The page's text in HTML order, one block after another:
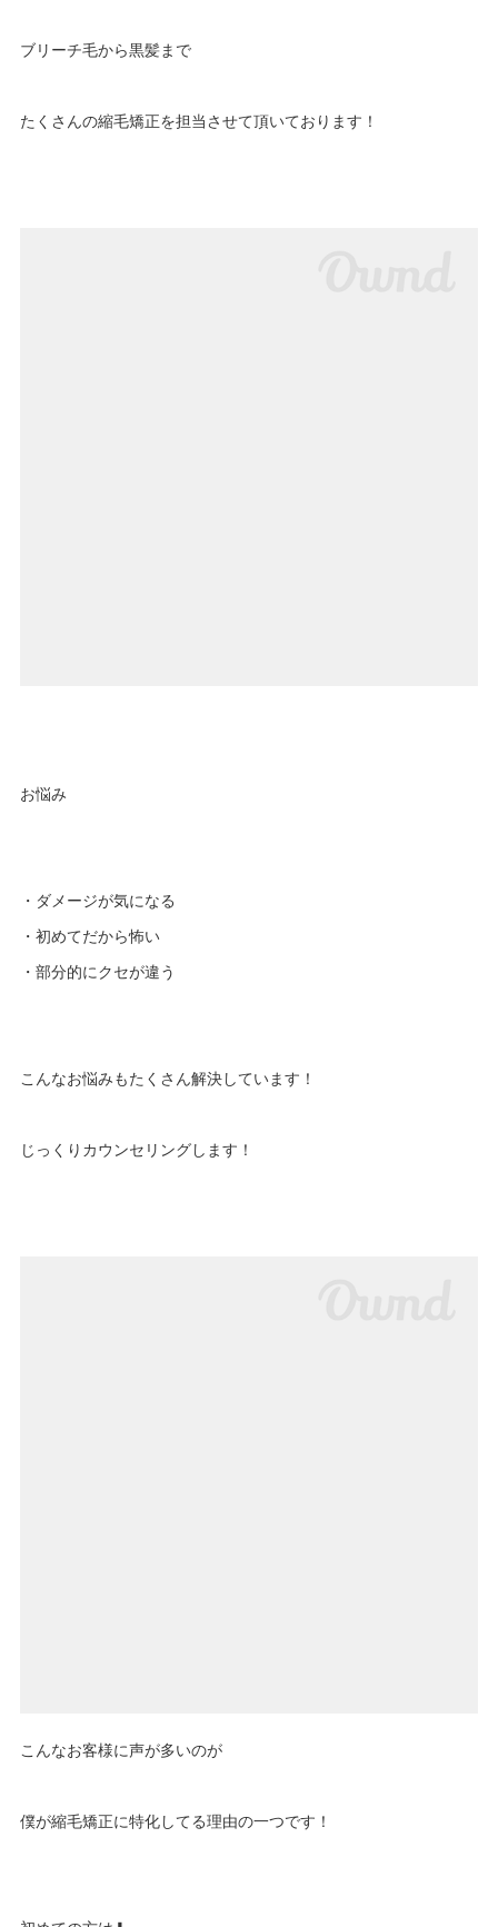
ブリーチ毛から黒髪まで
たくさんの縮毛矯正を担当させて頂いております！
お悩み
・ダメージが気になる
・初めてだから怖い
・部分的にクセが違う
こんなお悩みもたくさん解決しています！
じっくりカウンセリングします！
こんなお客様に声が多いのが
僕が縮毛矯正に特化してる理由の一つです！